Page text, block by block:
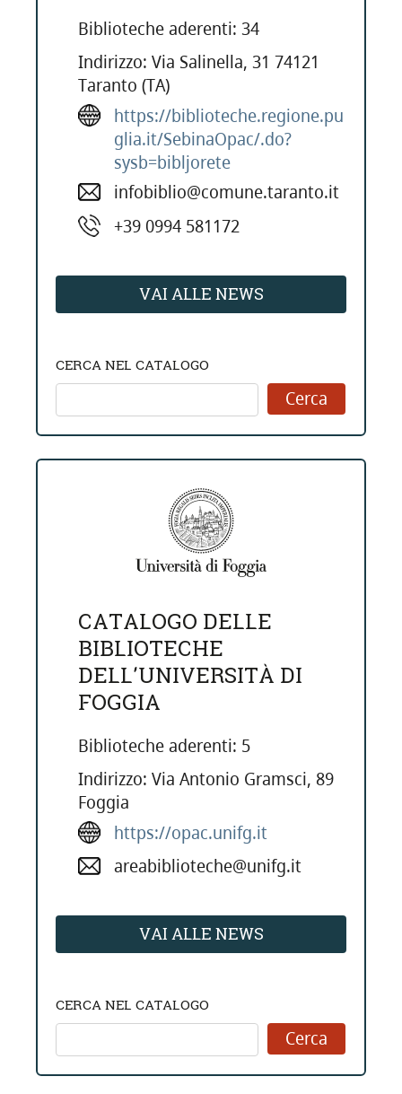
Biblioteche aderenti: 34
Indirizzo: Via Salinella, 31 74121
Taranto (TA)
https://biblioteche.regione.pu
glia.it/SebinaOpac/.do?
sysb=bibljorete
infobiblio@comune.taranto.it
+39 0994 581172
VAI ALLE NEWS
CERCA NEL CATALOGO
CATALOGO DELLE
BIBLIOTECHE
DELL'UNIVERSITÀ DI
FOGGIA
Biblioteche aderenti: 5
Indirizzo: Via Antonio Gramsci, 89
Foggia
https://opac.unifg.it
areabiblioteche@unifg.it
VAI ALLE NEWS
CERCA NEL CATALOGO